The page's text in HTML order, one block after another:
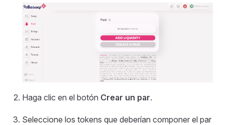
Haga clic en el botón Crear un par.
Seleccione los tokens que deberían componer el par